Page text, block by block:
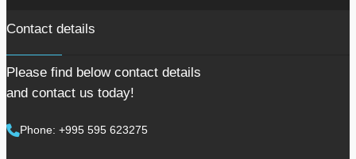
Contact details
Please find below contact details
and contact us today!
Phone: +995 595 623275